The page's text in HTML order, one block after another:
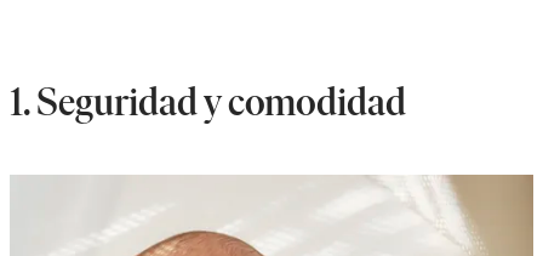
1. Seguridad y comodidad